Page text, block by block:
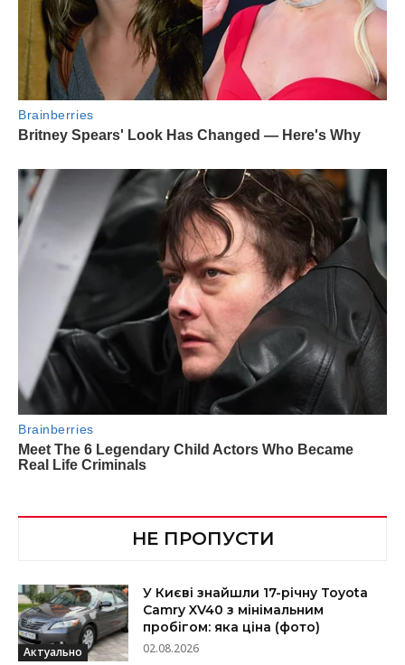
НЕ ПРОПУСТИ
Актуально
У Києві знайшли 17-річну Toyota
Camry XV40 з мінімальним
пробігом: яка ціна (фото)
02.08.2026